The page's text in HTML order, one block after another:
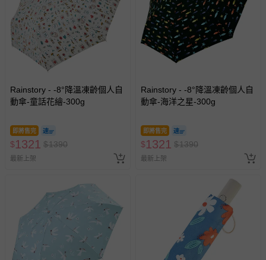
Rainstory - -8°降溫凍齡個人自
動傘-童話花繪-300g
即將售完
$1321 $1390
最新上架
Rainstory - -8°降溫凍齡個人自
動傘-海洋之星-300g
即將售完
$1321 $1390
最新上架